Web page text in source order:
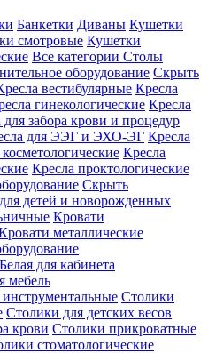
Банкетки Диваны Кушетки
смотровые Кушетки
Все категории Столы
оборудование Скрыть
вестибулярные Кресла
гинекологические Кресла
для забора крови и процедур
для ЭЭГ и ЭХО-ЭГ Кресла
Кресла
Кресла проктологические
Скрыть
детей и новорожденных
Кровати
металлические
для кабинета
мебель
Столики
Столики для детских весов
крови Столики прикроватные
стоматологические